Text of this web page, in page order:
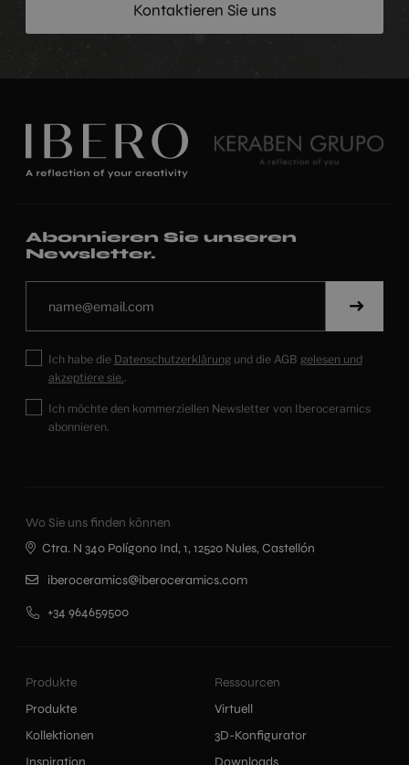
Kontaktieren Sie uns
Abonnieren Sie unseren
Newsletter.
Ich habe die Datenschutzerklärungund die AGB gelesen und
akzeptiere sie..
Ich möchte den kommerziellen Newsletter von Iberoceramics
abonnieren.
Produkte
Produkte
Kollektionen
Inspiration
Ressourcen
Virtuell
3D-Konfigurator
Downloads
Wo Sie uns finden können
Ctra. N 340 Polígono Ind, 1, 12520 Nules, Castellón
iberoceramics@iberoceramics.com
+34 964659500